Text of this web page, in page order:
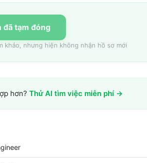
đã tạm đóng
khảo, nhưng hiện không nhận hồ sơ mới
hơn? Thử AI tìm việc miễn phí →